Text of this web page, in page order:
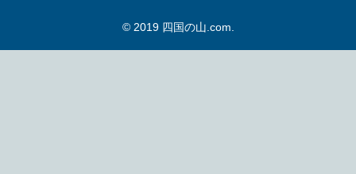
© 2019 四国の山.com.